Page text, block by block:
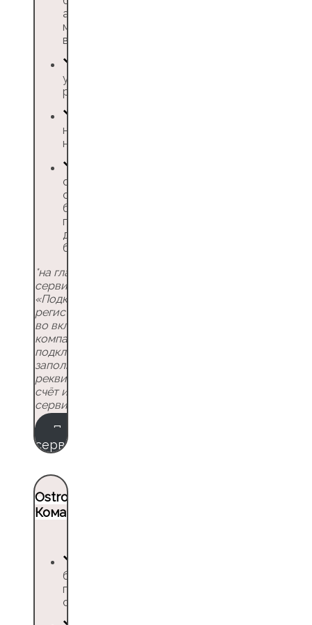
а реестр поездок
можно выгрузить
в личном кабинете
управление
расходами
нет комиссий и
наценок
овердрафт —
сначала
бронируйте, затем
пополняйте
депозит на сумму
бронирования
*на главной странице
сервиса выбираете
«Подключить», после
регистрации
во вкладке
компании
подключаете сервисы
заполняете свои
реквизиты, пополняете
счёт и пользуетесь
сервисами
Протестировать
сервис
Ostrovok.ru
Командировки
без абонентской
платы и скрытых
сборов